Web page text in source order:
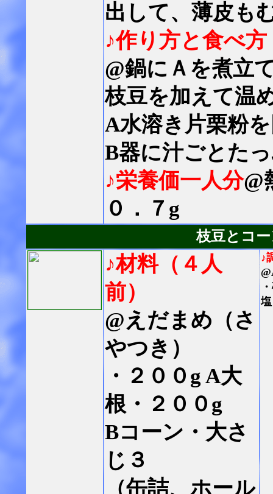
出して、薄皮も
♪作り方と食べ方
@鍋にＡを煮立
枝豆を加えて温
A水溶き片栗粉
B器に汁ごとた
♪栄養価一人分@
０．７g
枝豆とコ
♪材料（４人
前）
@えだまめ（さ
やつき）
・２００g A大
根・２００g
Bコーン・大さ
じ３
（缶詰、ホール
♪